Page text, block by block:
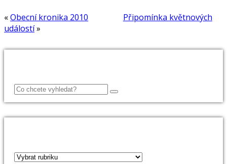
«Obecní kronika 2010
Připomínka květnových
událostí»